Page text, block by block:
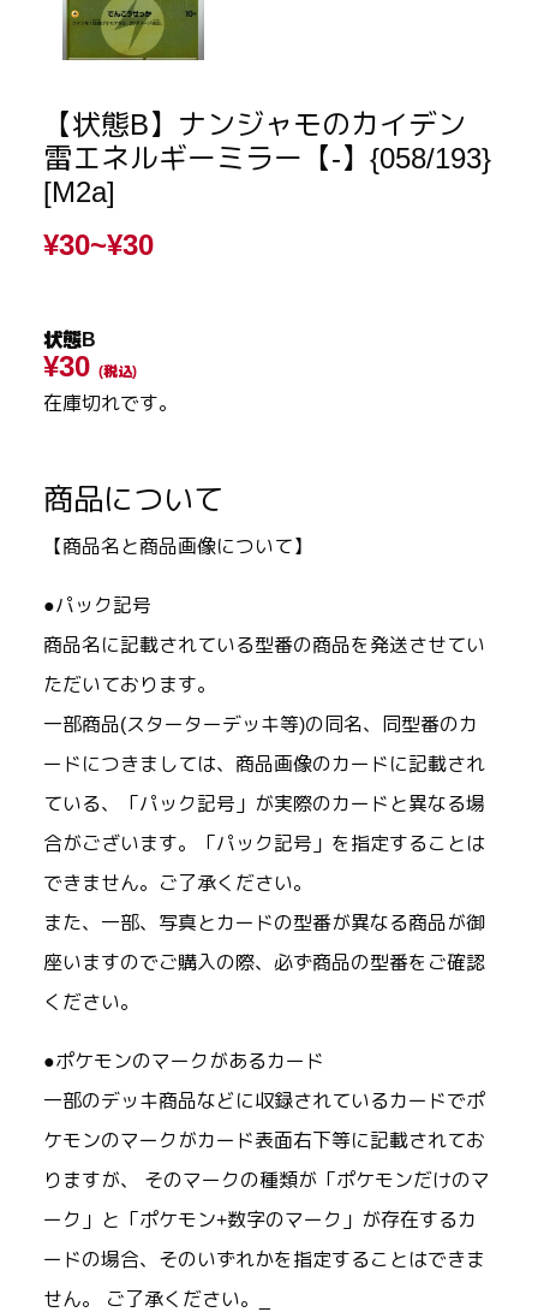
【状態B】ナンジャモのカイデン
雷エネルギーミラー【-】{058/193}
[M2a]
¥30~¥30
状態B
¥30 (税込)
在庫切れです。
商品について
【商品名と商品画像について】
●パック記号
商品名に記載されている型番の商品を発送させてい
ただいております。
一部商品(スターターデッキ等)の同名、同型番のカ
ードにつきましては、商品画像のカードに記載され
ている、「パック記号」が実際のカードと異なる場
合がございます。「パック記号」を指定することは
できません。ご了承ください。
また、一部、写真とカードの型番が異なる商品が御
座いますのでご購入の際、必ず商品の型番をご確認
ください。
●ポケモンのマークがあるカード
一部のデッキ商品などに収録されているカードでポ
ケモンのマークがカード表面右下等に記載されてお
りますが、 そのマークの種類が「ポケモンだけのマ
ーク」と「ポケモン+数字のマーク」が存在するカ
ードの場合、そのいずれかを指定することはできま
せん。 ご了承ください。_